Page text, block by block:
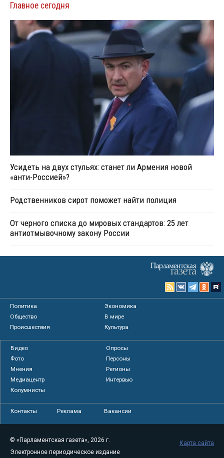
Главное сегодня
Усидеть на двух стульях: станет ли Армения новой
«анти-Россией»?
Родственников сирот поможет найти полиция
От черного списка до мировых стандартов: 25 лет
антиотмывочному закону России
Политика
Экономика
Общество
В мире
Происшествия
Культура
Видео
Опросы
Фото
Персоны
Мнения
Регионы
Медиацентр
Интервью
Колумнисты
Контакты Реклама Вакансии
© «Парламентская газета», 2026 г.
Электронное периодическое издание
Карта сайта